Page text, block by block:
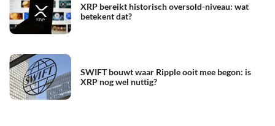
XRP bereikt historisch oversold-niveau: wat
betekent dat?
SWIFT bouwt waar Ripple ooit mee begon: is
XRP nog wel nuttig?